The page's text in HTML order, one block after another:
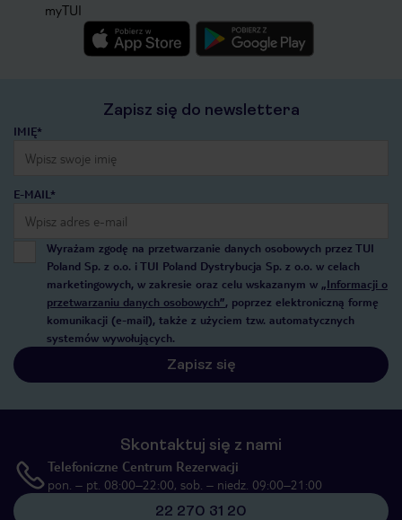
myTUI
Zapisz się do newslettera
IMIĘ*
E-MAIL*
Wyrażam zgodę na przetwarzanie danych osobowych przez TUI
Poland Sp. z o.o. i TUI Poland Dystrybucja Sp. z o.o. w celach
marketingowych, w zakresie oraz celu wskazanym w „Informacji o
przetwarzaniu danych osobowych”, poprzez elektroniczną formę
komunikacji (e-mail), także z użyciem tzw. automatycznych
systemów wywołujących.
Zapisz się
Skontaktuj się z nami
Telefoniczne Centrum Rezerwacji
pon. – pt. 08:00–22:00, sob. – niedz. 09:00–21:00
22 270 31 20